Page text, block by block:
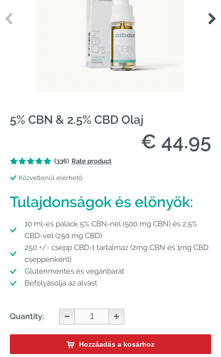
5% CBN & 2.5% CBD Olaj
€ 44.95
(336) Rate product
Közvetlenül elérhető
Tulajdonságok és előnyök:
10 ml-es palack 5% CBN-nel (500 mg CBN) és 2,5%
CBD-vel (250 mg CBD)
250 +/- csepp CBD-t tartalmaz (2mg CBN és 1mg CBD
cseppenként)
Gluténmentes és vegánbarát
Befolyásolja az alvást
Quantity:
Hozzáadás a kosárhoz